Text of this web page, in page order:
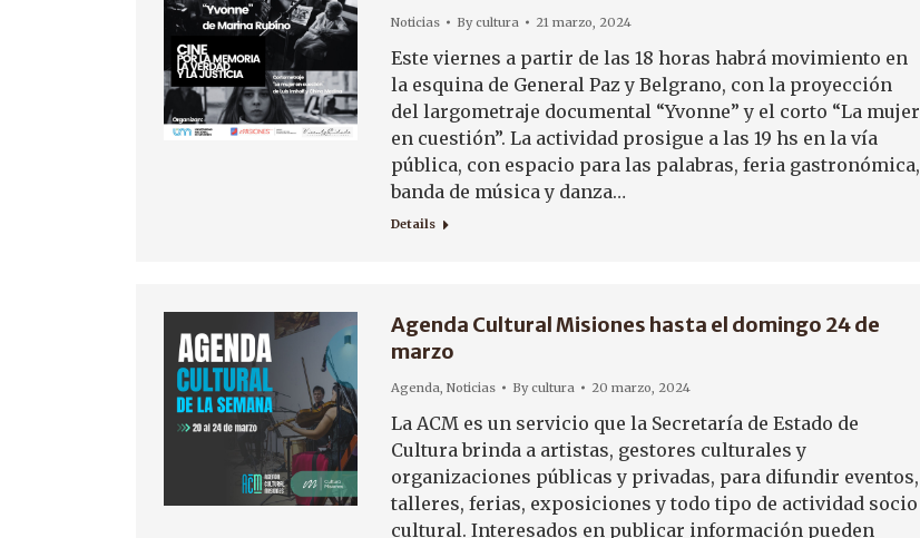
Noticias Bycultura 21 marzo, 2024
Este viernes a partir de las 18 horas habrá movimiento en
la esquina de General Paz y Belgrano, con la proyección
del largometraje documental “Yvonne” y el corto “La mujer
en cuestión”. La actividad prosigue a las 19 hs en la vía
pública, con espacio para las palabras, feria gastronómica,
banda de música y danza…
Details
Agenda Cultural Misiones hasta el domingo 24 de
marzo
Agenda, Noticias Bycultura 20 marzo, 2024
La ACM es un servicio que la Secretaría de Estado de
Cultura brinda a artistas, gestores culturales y
organizaciones públicas y privadas, para difundir eventos,
talleres, ferias, exposiciones y todo tipo de actividad socio
cultural. Interesados en publicar información pueden